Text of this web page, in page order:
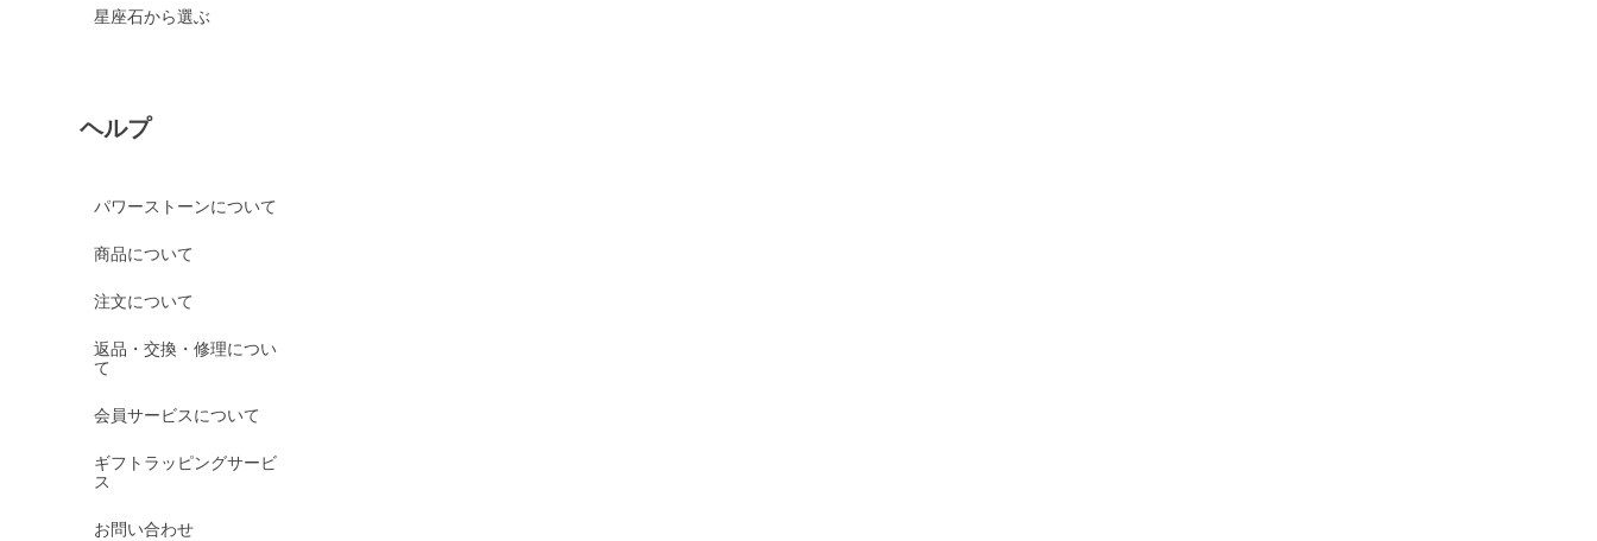
星座石から選ぶ
ヘルプ
パワーストーンについて
商品について
注文について
返品・交換・修理につい
て
会員サービスについて
ギフトラッピングサービ
ス
お問い合わせ